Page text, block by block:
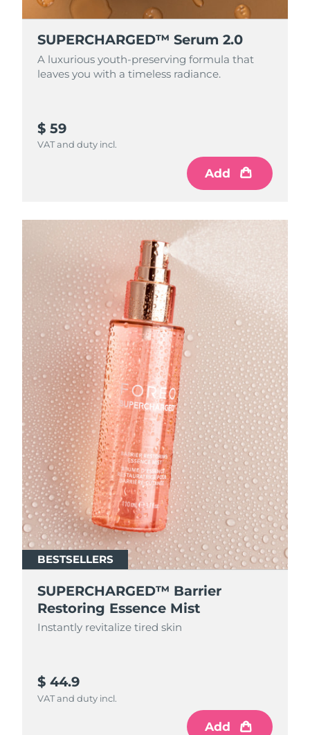
SUPERCHARGED™ Serum 2.0
A luxurious youth-preserving formula that
leaves you with a timeless radiance.
$ 59
VAT and duty incl.
Add
BESTSELLERS
SUPERCHARGED™ Barrier
Restoring Essence Mist
Instantly revitalize tired skin
$ 44.9
VAT and duty incl.
Add